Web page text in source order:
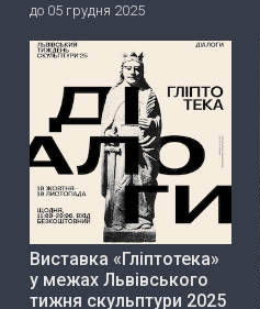
до 05 грудня 2025
Виставка «Гліптотека»
у межах Львівського
тижня скульптури 2025